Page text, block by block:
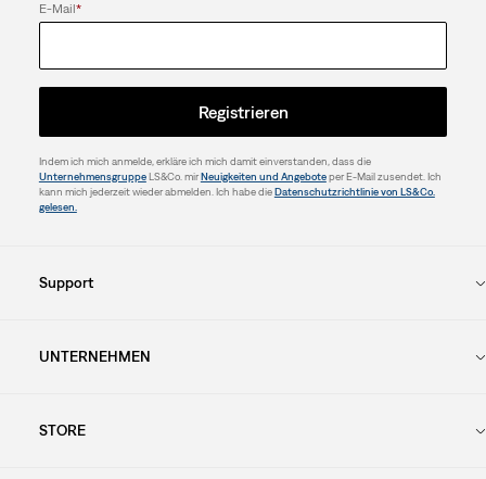
E-Mail*
Registrieren
Indem ich mich anmelde, erkläre ich mich damit einverstanden, dass die
UnternehmensgruppeLS&Co. mirNeuigkeiten und Angeboteper E-Mail zusendet. Ich
kann mich jederzeit wieder abmelden. Ich habe dieDatenschutzrichtlinie von LS&Co.
gelesen.
Support
UNTERNEHMEN
STORE